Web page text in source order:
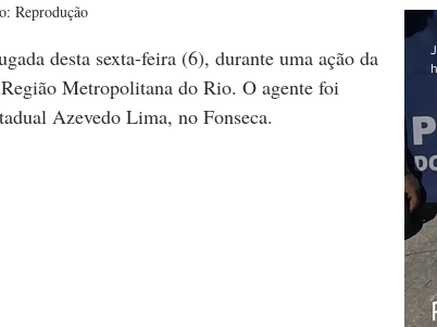
Reprodução
desta sexta-feira (6), durante uma ação da
Metropolitana do Rio. O agente foi
Azevedo Lima, no Fonseca.